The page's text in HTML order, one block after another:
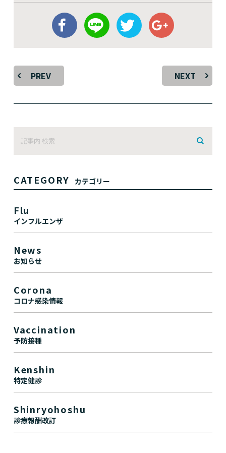
PREV NEXT
CATEGORY カテゴリー
Flu
インフルエンザ
News
お知らせ
Corona
コロナ感染情報
Vaccination
予防接種
Kenshin
特定健診
Shinryohoshu
診療報酬改訂